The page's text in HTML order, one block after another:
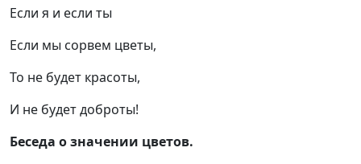
Если я и если ты
Если мы сорвем цветы,
То не будет красоты,
И не будет доброты!
Беседа о значении цветов.